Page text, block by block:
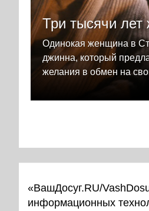
Три тысячи лет
Одинокая женщина в
джинна, который
желания в обмен на
«ВашДосуг.RU/
информационных